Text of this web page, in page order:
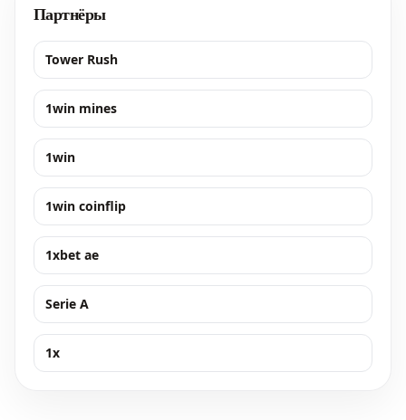
Партнёры
Tower Rush
1win mines
1win
1win coinflip
1xbet ae
Serie A
1x